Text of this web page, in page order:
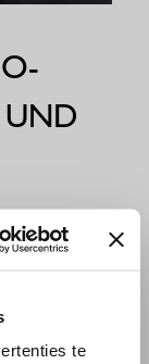
te
in Schwarz
können.
für diese